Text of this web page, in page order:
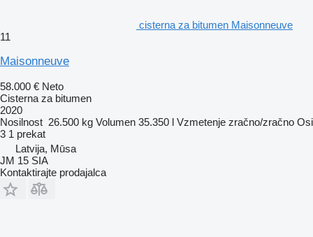
cisterna za bitumen Maisonneuve
11
Maisonneuve
58.000 € Neto
Cisterna za bitumen
2020
Nosilnost 26.500 kg Volumen 35.350 l Vzmetenje zračno/zračno Osi
3 1 prekat
Latvija, Mūsa
JM 15 SIA
Kontaktirajte prodajalca